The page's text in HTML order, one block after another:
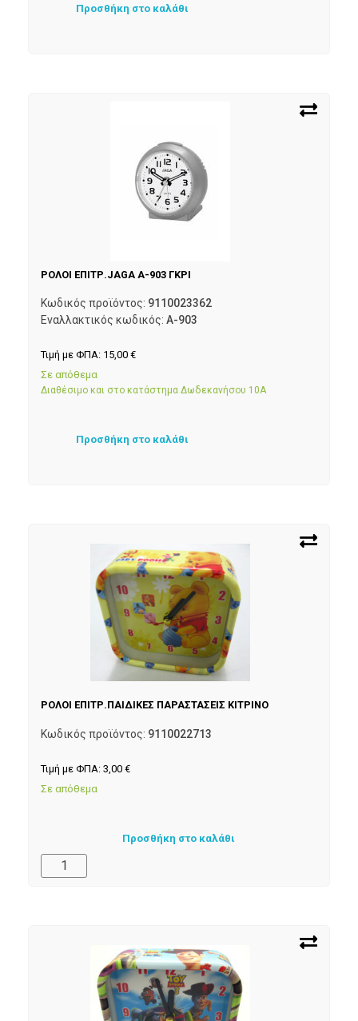
Προσθήκη στο καλάθι
ΡΟΛΟΙ ΕΠΙΤΡ.JAGA A-903 ΓΚΡΙ
Κωδικός προϊόντος: 9110023362
Εναλλακτικός κωδικός: A-903
Τιμή με ΦΠΑ: 15,00 €
Σε απόθεμα
Διαθέσιμο και στο κατάστημα Δωδεκανήσου 10Α
Προσθήκη στο καλάθι
ΡΟΛΟΙ ΕΠΙΤΡ.ΠΑΙΔΙΚΕΣ ΠΑΡΑΣΤΑΣΕΙΣ ΚΙΤΡΙΝΟ
Κωδικός προϊόντος: 9110022713
Τιμή με ΦΠΑ: 3,00 €
Σε απόθεμα
Προσθήκη στο καλάθι